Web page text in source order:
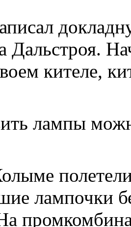
Дальстроя.
кителе,
лампы
лампочки